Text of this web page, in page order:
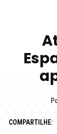
COMPARTILHE: